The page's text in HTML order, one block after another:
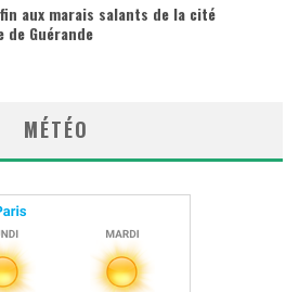
aux marais salants de la cité
de Guérande
MÉTÉO